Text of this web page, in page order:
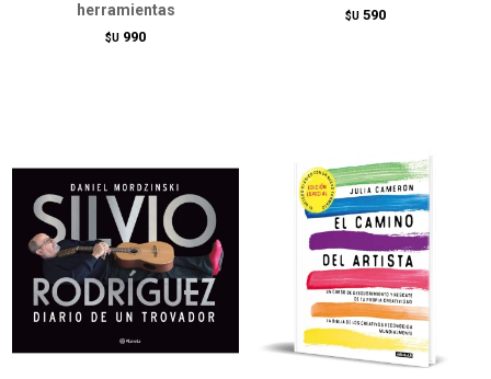
herramientas
$U 990
$U 590